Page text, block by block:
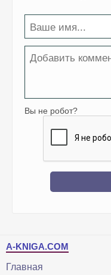
Вы не робот?
A-KNIGA.COM
Главная